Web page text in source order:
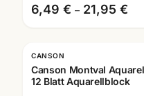
6,49 € – 21,95 €
CANSON
Canson Montval
12 Blatt Aquarellblock